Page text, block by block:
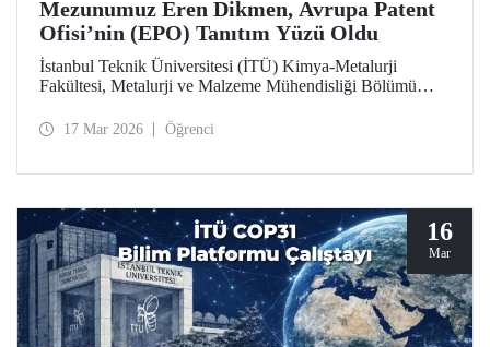
Mezunumuz Eren Dikmen, Avrupa Patent
Ofisi’nin (EPO) Tanıtım Yüzü Oldu
İstanbul Teknik Üniversitesi (İTÜ) Kimya-Metalurji
Fakültesi, Metalurji ve Malzeme Mühendisliği Bölümü
başvurduğu "Pan European Seal EPO Young
17 Mar 2026 Öğrenci
16
Mar